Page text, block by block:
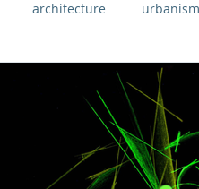
architecture